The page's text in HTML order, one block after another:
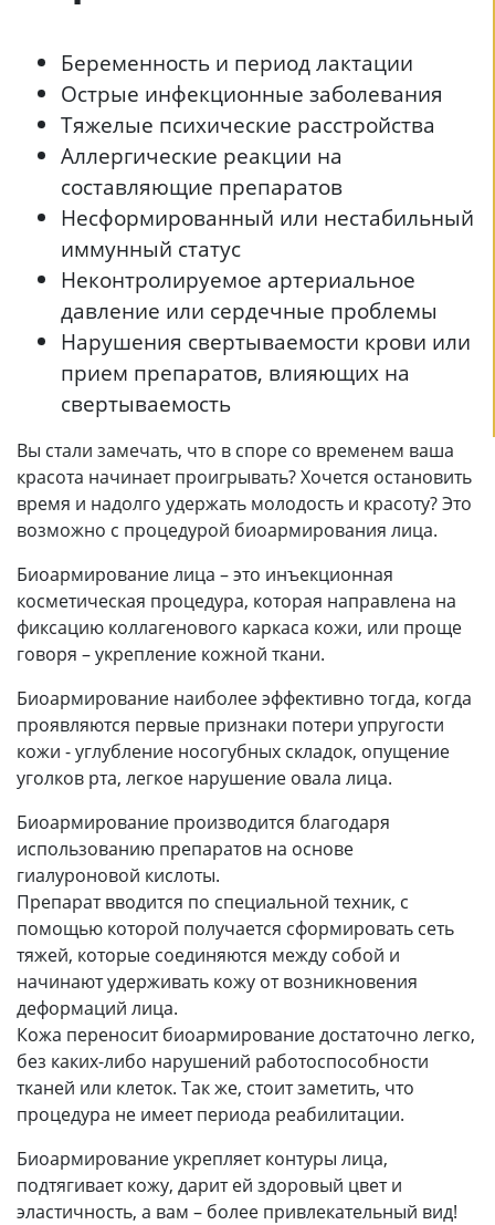
Беременность и период лактации
Острые инфекционные заболевания
Тяжелые психические расстройства
Аллергические реакции на
составляющие препаратов
Несформированный или нестабильный
иммунный статус
Неконтролируемое артериальное
давление или сердечные проблемы
Нарушения свертываемости крови или
прием препаратов, влияющих на
свертываемость
Вы стали замечать, что в споре со временем ваша
красота начинает проигрывать? Хочется остановить
время и надолго удержать молодость и красоту? Это
возможно с процедурой биоармирования лица.
Биоармирование лица – это инъекционная
косметическая процедура, которая направлена на
фиксацию коллагенового каркаса кожи, или проще
говоря – укрепление кожной ткани.
Биоармирование наиболее эффективно тогда, когда
проявляются первые признаки потери упругости
кожи - углубление носогубных складок, опущение
уголков рта, легкое нарушение овала лица.
Биоармирование производится благодаря
использованию препаратов на основе
гиалуроновой кислоты.
Препарат вводится по специальной техник, с
помощью которой получается сформировать сеть
тяжей, которые соединяются между собой и
начинают удерживать кожу от возникновения
деформаций лица.
Кожа переносит биоармирование достаточно легко,
без каких-либо нарушений работоспособности
тканей или клеток. Так же, стоит заметить, что
процедура не имеет периода реабилитации.
Биоармирование укрепляет контуры лица,
подтягивает кожу, дарит ей здоровый цвет и
эластичность, а вам – более привлекательный вид!